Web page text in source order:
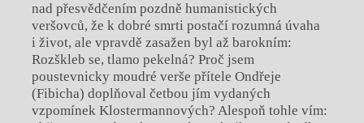
nad přesvědčením pozdně humanistických
veršovců, že k dobré smrti postačí rozumná úvaha
i život, ale vpravdě zasažen byl až barokním:
Rozškleb se, tlamo pekelná? Proč jsem
poustevnicky moudré verše přítele Ondřeje
(Fibicha) doplňoval četbou jím vydaných
vzpomínek Klostermannových? Alespoň tohle vím: